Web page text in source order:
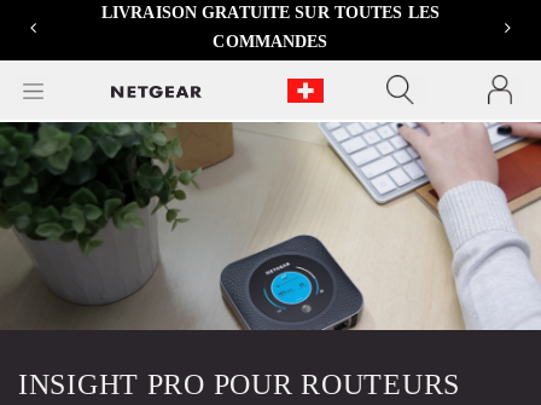
INSIGHT PRO POUR ROUTEURS